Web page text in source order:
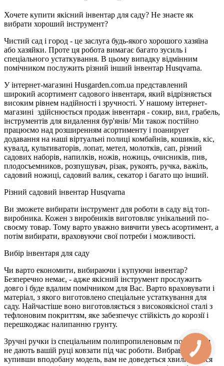
Хочете купити якісний інвентар для саду? Не знаєте як
вибрати хороший інструмент?
Чистий сад і город - це заслуга будь-якого хорошого хазяїна
або хазяйки. Проте ця робота вимагає багато зусиль і
спеціального устаткування. В цьому випадку відмінним
помічником послужить різний інший інвентар Husqvarna.
У інтернет-магазині Husgarden.com.ua представлений
широкий асортимент садового інвентаря, який відрізняється
високим рівнем надійності і зручності. У нашому інтернет-
магазині здійснюється продаж інвентаря - сокир, вил, грабель,
інструментів для видалення бур'янів/ Ми також постійно
працюємо над розширенням асортименту і поанирует
додавання на наші віртуальні полиці комбайнів, кошиків, кіс,
кувалд, культиваторів, лопат, метел, молотків, сап, різний
садових наборів, напилків, ножів, ножиць, очисників, пив,
плодосъемников, розпушувач, різак, рукоять, ручка, важіль,
садовий ножиці, садовий валик, секатор і багато що інший.
Різний садовий інвентар Husqvarna
Ви зможете вибирати інструмент для роботи в саду від топ-
виробника. Кожен з виробників виготовляє унікальний по-
своєму товар. Тому варто уважно вивчити увесь асортимент, а
потім вибирати, враховуючи свої потреби і можливості.
Вибір інвентаря для саду
Чи варто економити, вибираючи і купуючи інвентар?
Безперечно немає, - адже якісний інструмент прослужить
довго і буде вдалим помічником для Вас. Варто враховувати і
матеріал, з якого виготовлено спеціальне устаткування для
саду. Найчастіше воно виготовляється з високоякісної сталі з
тефлоновим покриттям, яке забезпечує стійкість до корозії і
перешкоджає налипанню грунту.
Зручні ручки із спеціальним полипропиленовым покриттям
не дають вашій руці ковзати під час роботи. Вибравши і
купивши вподобану модель, вам не доведеться хвилюватися